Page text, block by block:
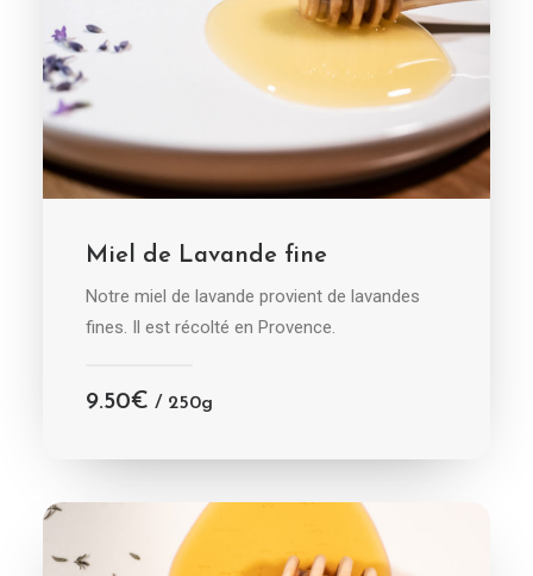
Miel de Lavande fine
Notre miel de lavande provient de lavandes
fines. Il est récolté en Provence.
9.50€ / 250g